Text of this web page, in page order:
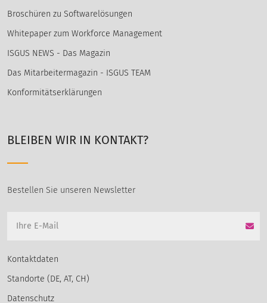
Broschüren zu Softwarelösungen
Whitepaper zum Workforce Management
ISGUS NEWS - Das Magazin
Das Mitarbeitermagazin - ISGUS TEAM
Konformitätserklärungen
BLEIBEN WIR IN KONTAKT?
Bestellen Sie unseren Newsletter
Kontaktdaten
Standorte (DE, AT, CH)
Datenschutz